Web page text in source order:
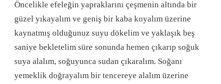
Öncelikle efeleğin yapraklarını çeşmenin altında bir
güzel yıkayalım ve geniş bir kaba koyalım üzerine
kaynatmış olduğunuz suyu dökelim ve yaklaşık beş
saniye bekletelim süre sonunda hemen çıkarıp soğuk
suya alalım, soğuyunca sudan çıkaralım. Soğanı
yemeklik doğrayalım bir tencereye alalım üzerine